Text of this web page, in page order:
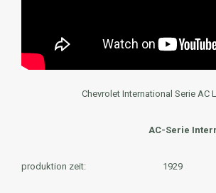
Chevrolet International Serie AC
AC-Serie
produktion zeit: 1929